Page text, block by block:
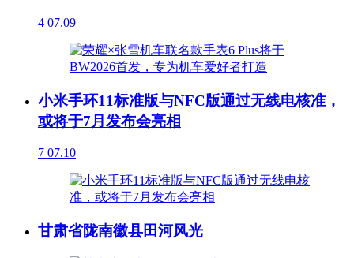
4 07.09
小米手环11标准版与NFC版通过无线电核准，
或将于7月发布会亮相
7 07.10
甘肃省陇南徽县田河风光